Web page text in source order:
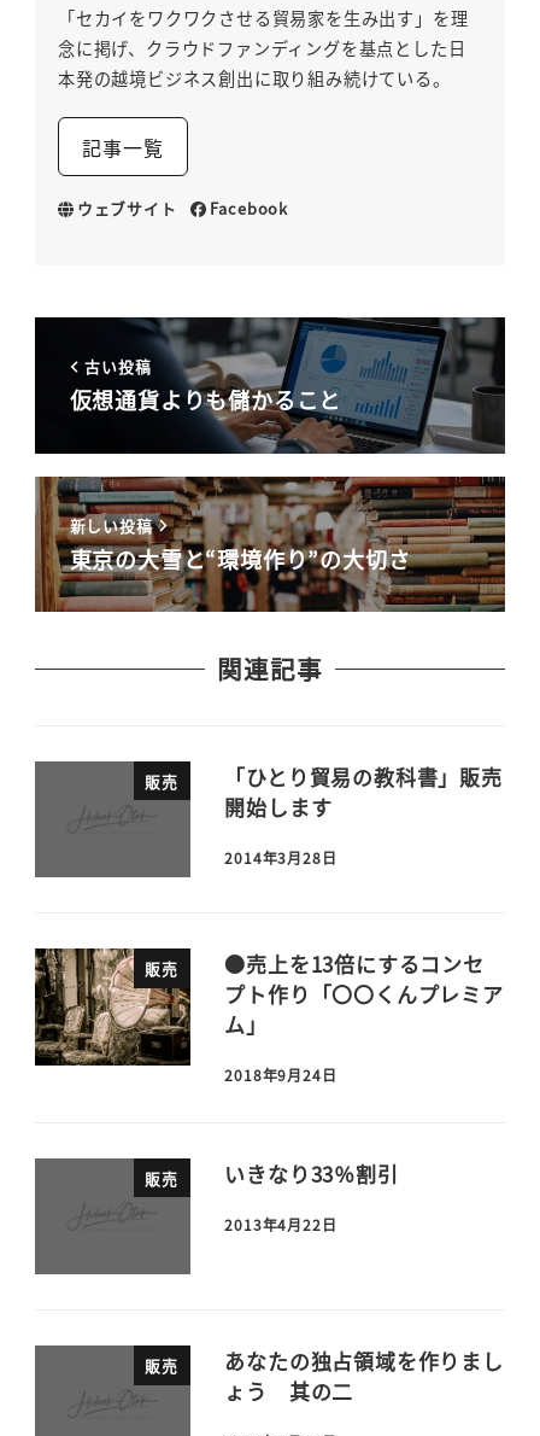
「セカイをワクワクさせる貿易家を生み出す」を理
念に掲げ、クラウドファンディングを基点とした日
本発の越境ビジネス創出に取り組み続けている。
記事一覧
ウェブサイト Facebook
古い投稿
仮想通貨よりも儲かること
新しい投稿
東京の大雪と“環境作り”の大切さ
関連記事
販売
「ひとり貿易の教科書」販売
開始します
2014年3月28日
販売
●売上を13倍にするコンセ
プト作り「〇〇くんプレミア
ム」
2018年9月24日
販売 いきなり33％割引
2013年4月22日
販売
あなたの独占領域を作りまし
ょう 其の二